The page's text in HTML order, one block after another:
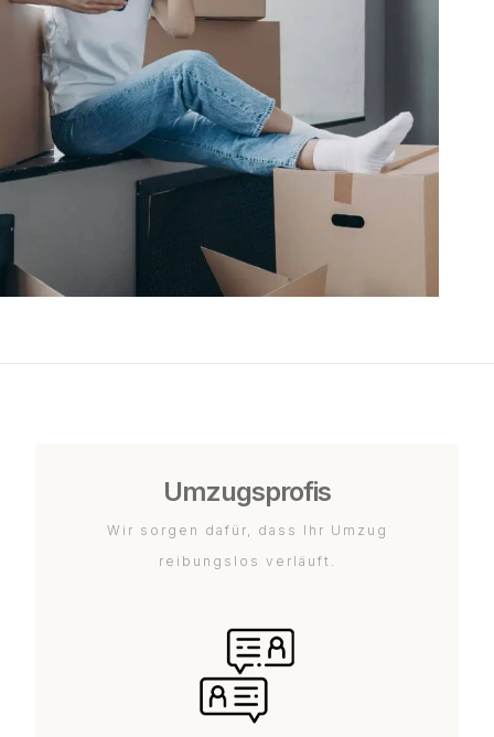
Umzugsprofis
Wir sorgen dafür, dass Ihr Umzug
reibungslos verläuft.